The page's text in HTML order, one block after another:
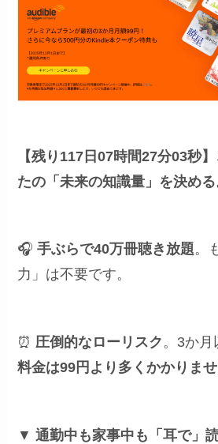
【残り117日07時間27分02秒】
たの「未来の知識量」を決める
🎧手ぶらで40万冊聴き放題。
力」は不要です。
⏰圧倒的なローリスク。3か月
料金は99円より多くかかりま
▼通勤中も家事中も「耳で」